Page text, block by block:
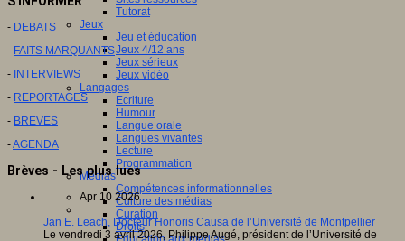
Tutorat
Jeux
Jeu et éducation
Jeux 4/12 ans
Jeux sérieux
Jeux vidéo
Langages
Ecriture
Humour
Langue orale
Langues vivantes
Lecture
Programmation
Médias
Compétences informationnelles
Culture des médias
Curation
Droits
- DEBATS
- FAITS MARQUANTS
- INTERVIEWS
- REPORTAGES
- BREVES
-AGENDA
Brèves - Les plus lues
Apr 10 2026
Jan E. Leach, Docteur Honoris Causa de l’Université de Montpellier
Le vendredi 3 avril 2026, Philippe Augé, président de l’Université de